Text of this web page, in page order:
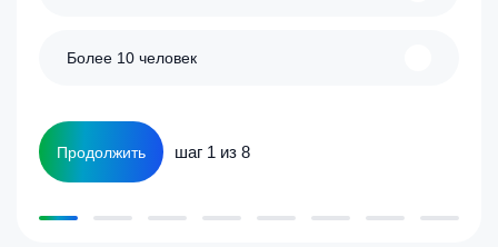
Более 10 человек
Продолжить шаг 1 из 8